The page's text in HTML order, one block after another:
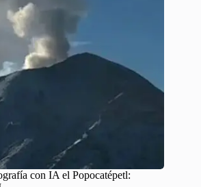
con IA el Popocatépetl: